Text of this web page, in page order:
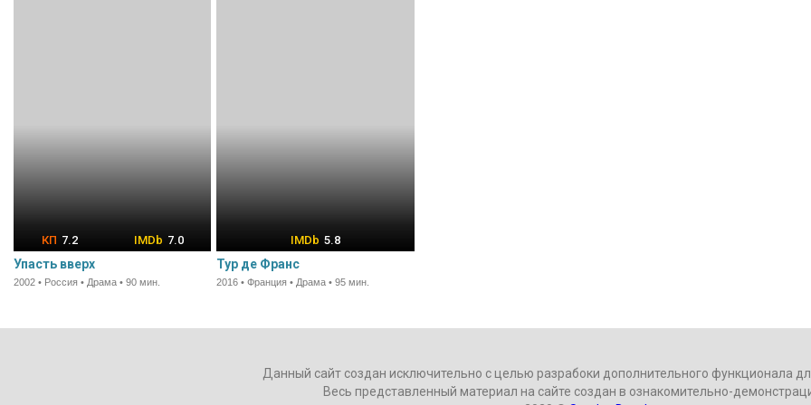
7.2 7.0
Упасть вверх
2002 • Россия • Драма • 90 мин.
5.8
Тур де Франс
2016 • Франция • Драма • 95 мин.
Данный сайт создан исключительно с целью разрабоки дополнительного функционала
Весь представленный материал на сайте создан в ознакомительно-